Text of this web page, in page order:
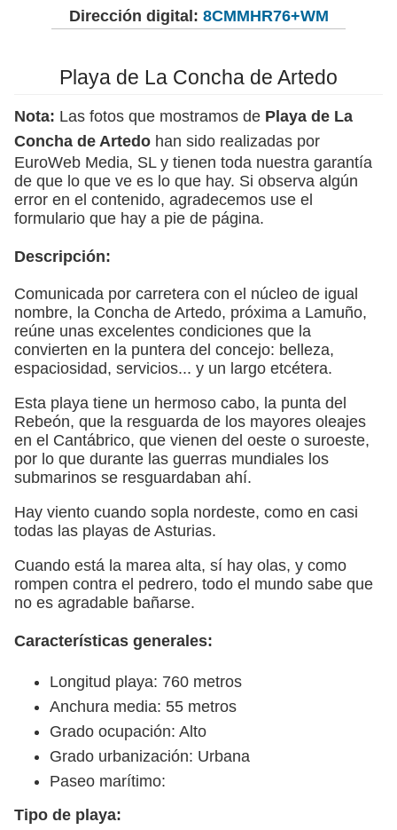
Dirección digital: 8CMMHR76+WM
Playa de La Concha de Artedo
Nota: Las fotos que mostramos de Playa de La
Concha de Artedo han sido realizadas por
EuroWeb Media, SL y tienen toda nuestra garantía
de que lo que ve es lo que hay. Si observa algún
error en el contenido, agradecemos use el
formulario que hay a pie de página.
Descripción:
Comunicada por carretera con el núcleo de igual
nombre, la Concha de Artedo, próxima a Lamuño,
reúne unas excelentes condiciones que la
convierten en la puntera del concejo: belleza,
espaciosidad, servicios... y un largo etcétera.
Esta playa tiene un hermoso cabo, la punta del
Rebeón, que la resguarda de los mayores oleajes
en el Cantábrico, que vienen del oeste o suroeste,
por lo que durante las guerras mundiales los
submarinos se resguardaban ahí.
Hay viento cuando sopla nordeste, como en casi
todas las playas de Asturias.
Cuando está la marea alta, sí hay olas, y como
rompen contra el pedrero, todo el mundo sabe que
no es agradable bañarse.
Características generales:
Longitud playa: 760 metros
Anchura media: 55 metros
Grado ocupación: Alto
Grado urbanización: Urbana
Paseo marítimo:
Tipo de playa: